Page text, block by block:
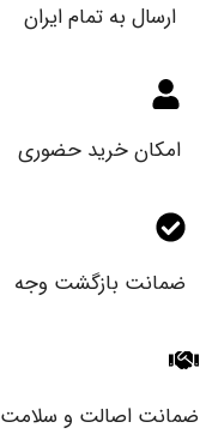
ارسال به تمام ایران
امکان خرید حضوری
ضمانت بازگشت وجه
ضمانت اصالت و سلامت